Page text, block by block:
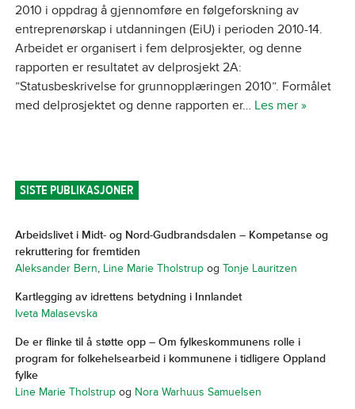
2010 i oppdrag å gjennomføre en følgeforskning av
entreprenørskap i utdanningen (EiU) i perioden 2010-14.
Arbeidet er organisert i fem delprosjekter, og denne
rapporten er resultatet av delprosjekt 2A:
”Statusbeskrivelse for grunnopplæringen 2010”. Formålet
med delprosjektet og denne rapporten er… Les mer »
SISTE PUBLIKASJONER
Arbeidslivet i Midt- og Nord-Gudbrandsdalen – Kompetanse og
rekruttering for fremtiden
Aleksander Bern, Line Marie Tholstrupog Tonje Lauritzen
Kartlegging av idrettens betydning i Innlandet
Iveta Malasevska
De er flinke til å støtte opp – Om fylkeskommunens rolle i
program for folkehelsearbeid i kommunene i tidligere Oppland
fylke
Line Marie Tholstrupog Nora Warhuus Samuelsen